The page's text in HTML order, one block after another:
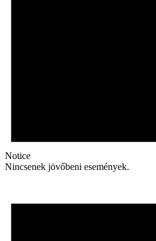
Notice
Nincsenek jövőbeni események.